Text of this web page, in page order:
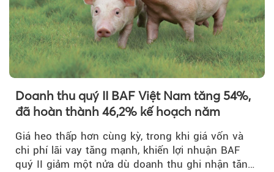
Doanh thu quý II BAF Việt Nam tăng 54%,
đã hoàn thành 46,2% kế hoạch năm
Giá heo thấp hơn cùng kỳ, trong khi giá vốn và
chi phí lãi vay tăng mạnh, khiến lợi nhuận BAF
quý II giảm một nửa dù doanh thu ghi nhận tăng